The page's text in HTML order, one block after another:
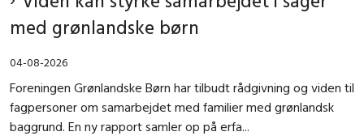
med grønlandske børn
04-08-2026
Foreningen Grønlandske Børn har tilbudt rådgivning og viden til
fagpersoner om samarbejdet med familier med grønlandsk
baggrund. En ny rapport samler op på erfa...